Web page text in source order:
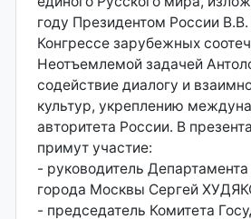
году Президентом России
Конгрессе зарубежных
Неотъемлемой задачей
содействие диалогу и
культур, укреплению
авторитета России. В
примут участие:
- руководитель
города Москвы Сергей
- председатель Комитета